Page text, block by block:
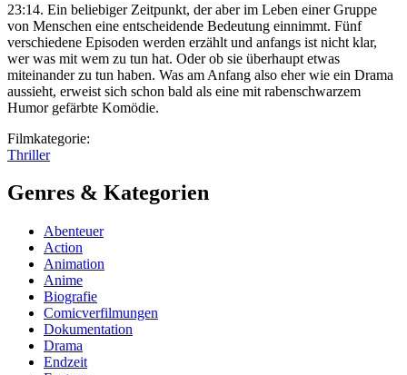
23:14. Ein beliebiger Zeitpunkt, der aber im Leben einer Gruppe
von Menschen eine entscheidende Bedeutung einnimmt. Fünf
verschiedene Episoden werden erzählt und anfangs ist nicht klar,
wer was mit wem zu tun hat. Oder ob sie überhaupt etwas
miteinander zu tun haben. Was am Anfang also eher wie ein Drama
aussieht, erweist sich schon bald als eine mit rabenschwarzem
Humor gefärbte Komödie.
Filmkategorie:
Thriller
Genres & Kategorien
Abenteuer
Action
Animation
Anime
Biografie
Comicverfilmungen
Dokumentation
Drama
Endzeit